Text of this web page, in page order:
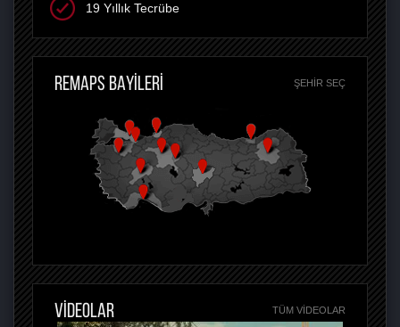
19 Yıllık Tecrübe
REMAPS BAYİLERİ ŞEHIR SEÇ
VİDEOLAR TÜM VIDEOLAR